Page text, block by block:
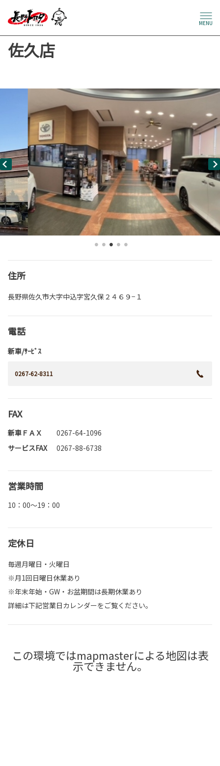
MENU
佐久店
住所
長野県佐久市大字中込字宮久保２４６９−１
電話
新車/ｻｰﾋﾞｽ
0267-62-8311
FAX
新車ＦＡＸ
0267-64-1096
サービスFAX
0267-88-6738
営業時間
10：00～19：00
定休日
毎週月曜日・火曜日
※月1回日曜日休業あり
※年末年始・GW・お盆期間は長期休業あり
詳細は下記営業日カレンダーをご覧ください。
この環境ではmapmasterによる地図は表
示できません。